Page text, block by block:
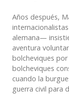
Años después,
alemana—
aventura
bolcheviques
bolcheviques
cuando la
guerra civil para